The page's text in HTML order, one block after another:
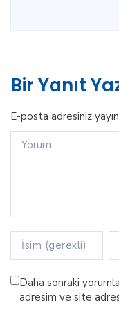
Bir Yanıt
E-posta adresiniz
Daha sonraki
adresim ve site